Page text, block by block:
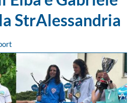
StrAlessandria